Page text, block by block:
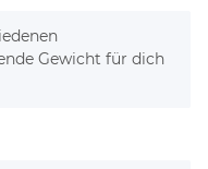
Gewicht für dich